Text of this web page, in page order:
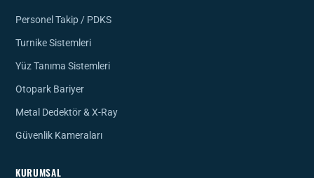
Personel Takip / PDKS
Turnike Sistemleri
Yüz Tanıma Sistemleri
Otopark Bariyer
Metal Dedektör & X-Ray
Güvenlik Kameraları
KURUMSAL